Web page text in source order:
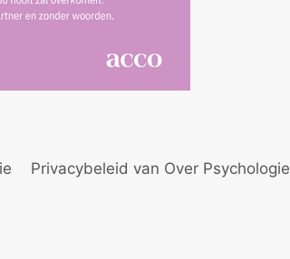
Privacybeleid van Over Psychologie